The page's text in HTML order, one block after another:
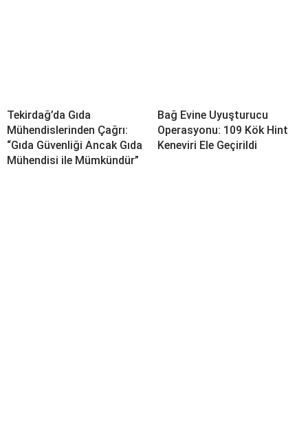
Tekirdağ’da Gıda
Mühendislerinden Çağrı:
“Gıda Güvenliği Ancak Gıda
Mühendisi ile Mümkündür”
Bağ Evine Uyuşturucu
Operasyonu: 109 Kök Hint
Keneviri Ele Geçirildi